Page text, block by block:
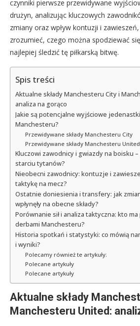
czynniki pierwsze przewidywane
drużyn, analizując kluczowych
zmiany oraz wpływ kontuzji i
zrozumieć, czego można spodziewać
najlepiej śledzić tę piłkarską bitwę.
Spis treści
Aktualne składy Manchesteru City i
analiza na gorąco
Jakie są potencjalne wyjściowe
Manchesteru?
Przewidywane składy Manchesteru City
Przewidywane składy Manchesteru United
Kluczowi zawodnicy i gwiazdy na boisku
starciu tytanów?
Nieobecni zawodnicy: kontuzje i
taktykę na mecz?
Ostatnie doniesienia i transfery: jak
wpłynęły na obecne składy?
Porównanie sił i analiza taktyczna: kto
derbami Manchesteru?
Historia spotkań i statystyki: co mówią
i wyniki?
Polecamy również te artykuły:
Polecane artykuły
Polecane artykuły
Aktualne składy
Manchesteru United: